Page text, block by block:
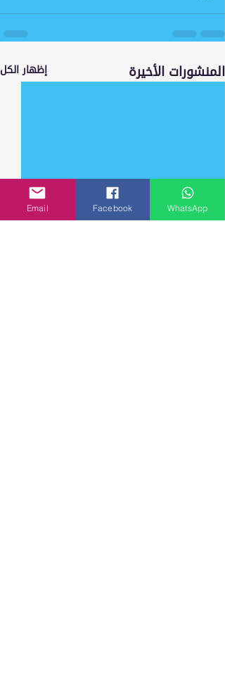
المنشورات الأخيرة إظهار الكل
Email Facebook WhatsApp